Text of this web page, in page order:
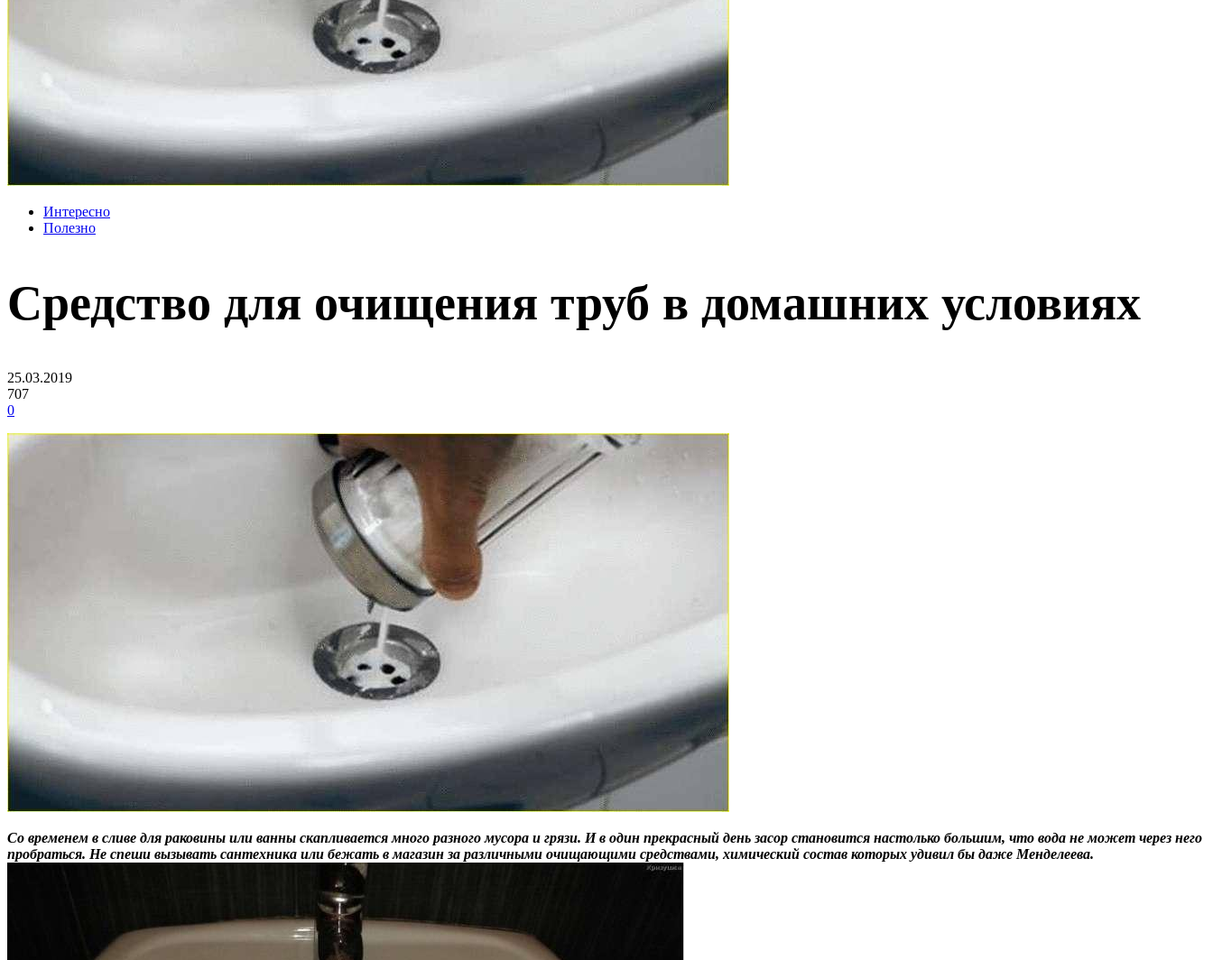
Интересно
Полезно
Средство для очищения труб в домашних условиях
25.03.2019
707
0
Со временем в сливе для раковины или ванны скапливается много разного мусора и грязи. И в один прекрасный день засор становится настолько большим, что вода не может через него
пробраться. Не спеши вызывать сантехника или бежать в магазин за различными очищающими средствами, химический состав которых удивил бы даже Менделеева.